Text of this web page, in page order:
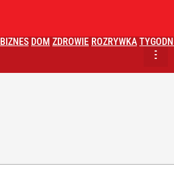
BIZNES DOM ZDROWIE ROZRYWKA